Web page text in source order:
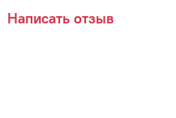
Написать отзыв